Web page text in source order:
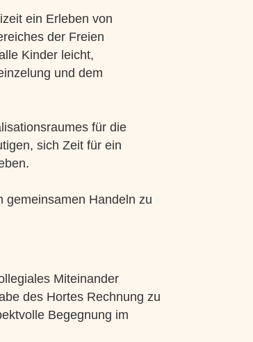
ein Erleben von
der Freien
Kinder leicht,
und dem
für die
sich Zeit für ein
gemeinsamen Handeln zu
Miteinander
des Hortes Rechnung zu
Begegnung im